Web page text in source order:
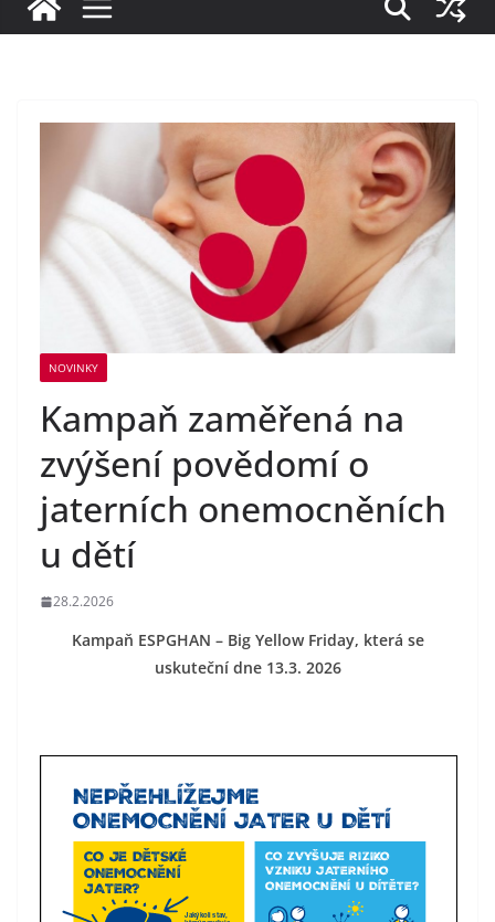
NOVINKY
Kampaň zaměřená na
zvýšení povědomí o
jaterních onemocněních
u dětí
28.2.2026
Kampaň ESPGHAN – Big Yellow Friday, která se
uskuteční dne 13.3. 2026